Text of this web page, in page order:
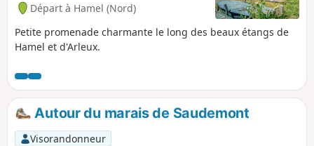
Départ à Hamel (Nord)
Petite promenade charmante le long des beaux étangs de
Hamel et d'Arleux.
Autour du marais de Saudemont
Visorandonneur